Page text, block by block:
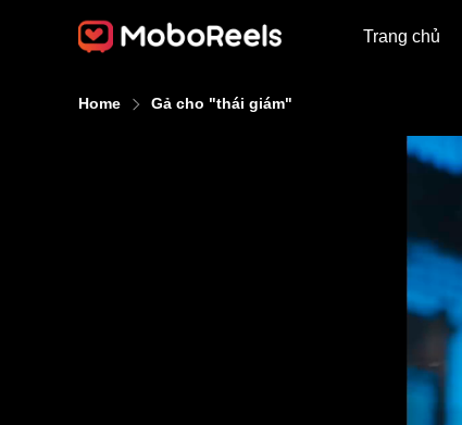
Trang chủ
Home Gả cho "thái giám"